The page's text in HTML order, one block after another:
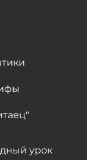
урок